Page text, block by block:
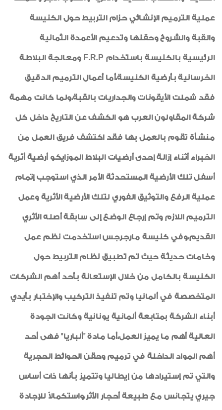
عملية الترميم الإنشائي حزام التربيط حول الكنيسة
والقبة والشروخ وحقنها وتدعيم الأعمدة الثمانية
الرئيسية بالكنيسة باستخدام F.R.P ومعالجة البلاطة
الخرسانية بأرضية الكنيسة،أما أعمال الترميم الدقيق
فقد شملت الأيقونات والجداريات بالقبة،ولما كانت مهمة
شركة المقاولون العرب هو الكشف عن التاريخ داخل كل
منشأة تقوم بالعمل بها فقد اكتشف فريق العمل من
الخبراء أثناء إزالة إحدى أرضيات البلاط الموزايكو أرضية أثرية
أسفل تلك الأرضية المستحدثة الأمر الذي استوجب إتمام
عملية الرفع والتوثيق الفوري لتلك الأرضية الأثرية وعمل
الترميم اللازم وتم إرجاع الوضع إلى سابقة أصله الأثري
القديم،وفي كنيسة مارجرجس استخدمت نظم عمل
وخامات حديثة حيث تم تطبيق نظام التربيط حول
الكنيسة بالكامل من خلال الإستعانة بأحد أهم الشركات
المتخصصة في ألمانيا وتم تنفيذ التركيب والإختبار بأيدي
أبناء الشركة بمتابعة ألمانية يونانية وكانت الجودة
العالية أهم ما يميز العمل،أما مادة "ألباريا" فهى أحد
أهم المواد الداخلة في ترميم وحقن الحوائط الحجرية
والتي تم إستيرادها من إيطاليا وتتميز بأنها ذات أساس
جيري يتجانس مع طبيعة أحجار الأثر،واستكمالاً للإجادة